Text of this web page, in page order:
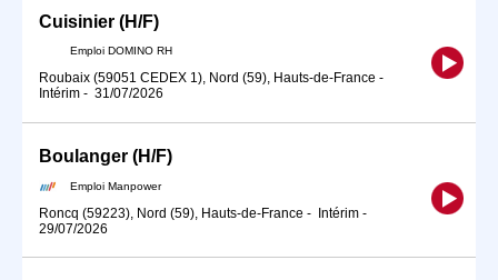
Cuisinier (H/F)
Emploi DOMINO RH
Roubaix (59051 CEDEX 1), Nord (59), Hauts-de-France -
Intérim - 31/07/2026
Boulanger (H/F)
Emploi Manpower
Roncq (59223), Nord (59), Hauts-de-France - Intérim -
29/07/2026